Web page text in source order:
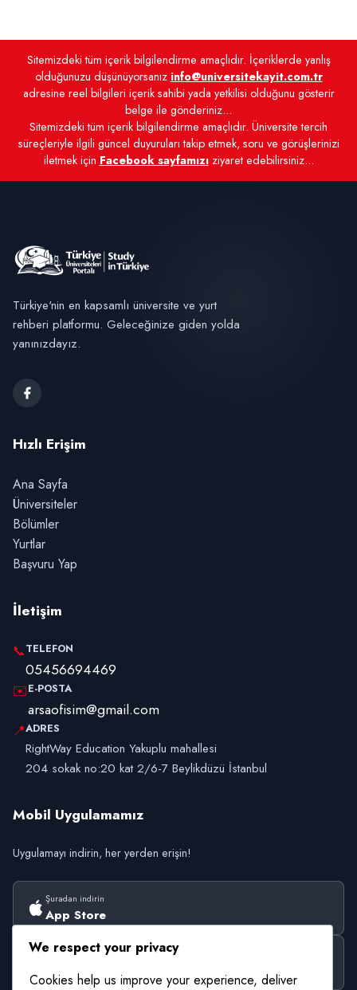
Sitemizdeki tüm içerik bilgilendirme amaçlıdır. İçeriklerde yanlış
olduğunuzu düşünüyorsanız info@universitekayit.com.tr
adresine reel bilgileri içerik sahibi yada yetkilisi olduğunu gösterir
belge ile gönderiniz...
Sitemizdeki tüm içerik bilgilendirme amaçlıdır. Üniversite tercih
süreçleriyle ilgili güncel duyuruları takip etmek, soru ve görüşlerinizi
iletmek için Facebook sayfamızıziyaret edebilirsiniz...
Türkiye'nin en kapsamlı üniversite ve yurt
rehberi platformu. Geleceğinize giden yolda
yanınızdayız.
Hızlı Erişim
Ana Sayfa
Üniversiteler
Bölümler
Yurtlar
Başvuru Yap
İletişim
📞TELEFON
05456694469
✉️E-POSTA
arsaofisim@gmail.com
📍ADRES
RightWay Education Yakuplu mahallesi
204 sokak no:20 kat 2/6-7 Beylikdüzü İstanbul
Mobil Uygulamamız
Uygulamayı indirin, her yerden erişin!
Şuradan indirin
App Store
Şuradan alın
Google Play
We respect your privacy
Cookies help us improve your experience, deliver